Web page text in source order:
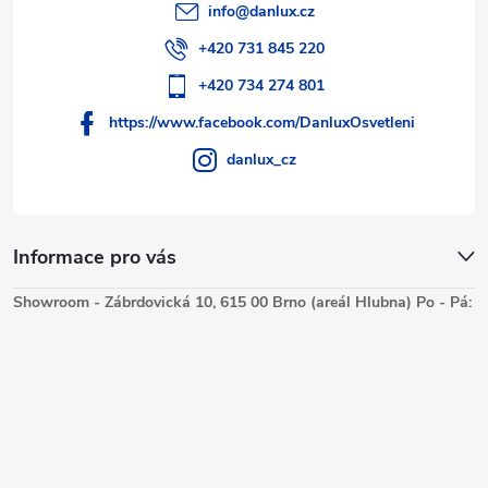
Informace pro vás
info@danlux.cz
+420 731 845 220
+420 734 274 801
https://www.facebook.com/DanluxOsvetleni
danlux_cz
Showroom - Zábrdovická 10, 615 00 Brno (areál Hlubna) Po - Pá: